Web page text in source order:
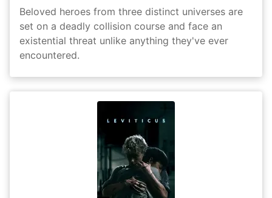
Beloved heroes from three distinct universes are
set on a deadly collision course and face an
existential threat unlike anything they've ever
encountered.